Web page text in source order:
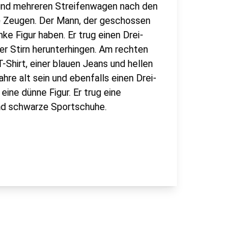
mehreren Streifenwagen nach den
Der Mann, der geschossen
Figur haben. Er trug einen Drei-
Stirn herunterhingen. Am rechten
einer blauen Jeans und hellen
alt sein und ebenfalls einen Drei-
dünne Figur. Er trug eine
schwarze Sportschuhe.